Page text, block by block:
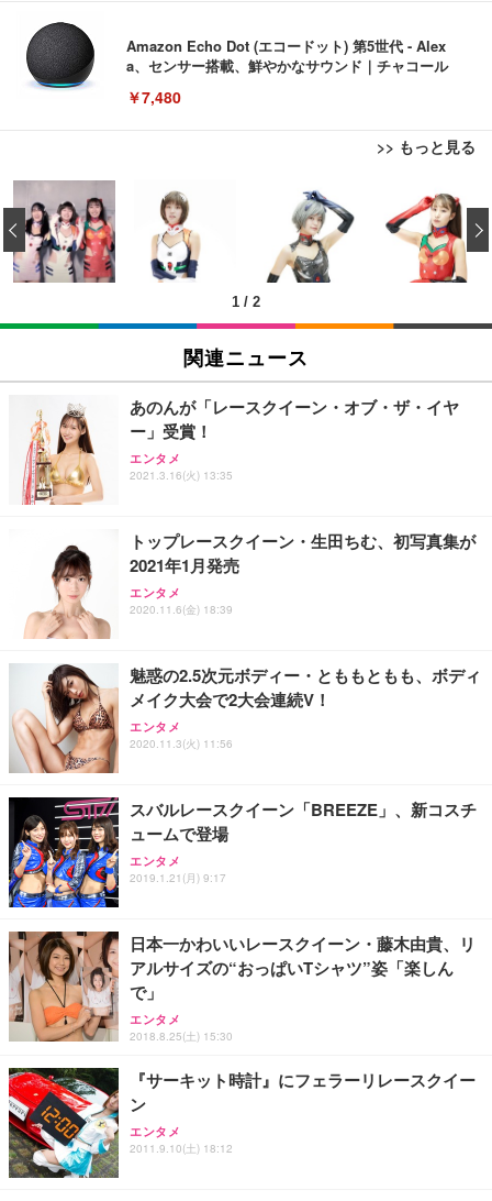
Amazon Echo Dot (エコードット) 第5世代 - Alex
a、センサー搭載、鮮やかなサウンド｜チャコール
￥7,480
>> もっと見る
[EdoErgo] オフィスチェア 椅子 テレワーク 疲れな
い 跳ね上げ式アームレスト コンパクト 約105度ロッ
キング pc 事務椅子 360度回転 座面昇降 強化ナイロ
ン樹脂ベース 通気性メッシュ 在宅ワーク H-WY01
(黒網+黒枠+黒足)
￥5,699
SIHOO B100 オフィスチェア／デスクチェア メッシ
ュチェア 人間工学 疲れない ブラック
￥27,999
Sezlife オフィスチェア デスクチェア 疲れない テレ
ワーク チェア 強化バックレスト 30度ロッキング機
能 人間工学 椅子 腰サポート 90度跳ね上げ式アーム
ョン PCチェア 通気性メッシュ ゲーミング/勉強/事
務用 おしゃれ パソコンチェア (ブラック)
Sezlife オフィスチェア デスクチェア 疲れない テレ
ワーク チェア 強化バックレスト 30度ロッキング機
能 人間工学 椅子 腰サポート 90度跳ね上げ式アーム
務用 おしゃれ パソコンチェア (ホワイト)
ANDWINT オフィスチェア デスクチェア 肘なし メ
ッシュ 通気性 ランバーサポート付き 腰サポート ガ
ス圧無段階昇降 360度回転 キャスター付き コンパク
EIZO ビジネス向けプレミアムモニター | FlexScan
EV3240X-WT | 31.5型4K UHD・USB Type-C・ホワ
イト
￥105,595
EIZO ビジネス向けプレミアムモニター | FlexScan
￥109,572
【純正品】27"ゲーミングモニター DualSense 充電
フック付き（CFI-ZDM1J）
【整備済み品】Dell E2724HS 27インチ 液晶モニタ
ー フルHD（1920×1080）VA 非光沢 HDMI/DisplayP
ort/VGA スピーカー内蔵 高さ調整 スイベル VESA対
【MiniLED/24.5inch/280Hz/FHD】GRAPHT THE S
HOOTER Gaming Monitor 24” Essential ゲーミン
グモニター QD 24.5インチ 1ms FHD 量子ドット 残
Amazonベーシック ペットシーツ 薄型 レギュラー 1
回使い捨て 無香料 ホワイト 300枚
￥3,373
Amazonベーシック ペットシーツ 厚型 ワイド 42枚
x2袋(84枚) ホワイト(吸収面:ライトブルー)
￥3,234
ネオ・ルーライフ ネオ・オムツ L 中型犬用 26枚入
り 単品
Smart Basic(スマートベーシック) 【Amazon.co.jp
限定】 Smart Basic アイリスオーヤマ ペットシーツ
超厚型 お徳用 ワイド 100枚入 (x 1) (ケース販売)
アイリスオーヤマ ペットシーツ 超厚型 お徳用 レギ
ュラー 200枚入【Amazon.co.jp限定】
1 / 2
‹
関連ニュース
あのんが「レースクイーン・オブ・ザ・イヤ
ー」受賞！
エンタメ
2021.3.16(火) 13:35
トップレースクイーン・生田ちむ、初写真集が
2021年1月発売
エンタメ
2020.11.6(金) 18:39
魅惑の2.5次元ボディー・とももともも、ボディ
メイク大会で2大会連続V！
エンタメ
2020.11.3(火) 11:56
スバルレースクイーン「BREEZE」、新コスチ
ュームで登場
エンタメ
2019.1.21(月) 9:17
日本一かわいいレースクイーン・藤木由貴、リ
アルサイズの“おっぱいTシャツ”姿「楽しん
で」
エンタメ
2018.8.25(土) 15:30
『サーキット時計』にフェラーリレースクイー
ン
エンタメ
2011.9.10(土) 18:12